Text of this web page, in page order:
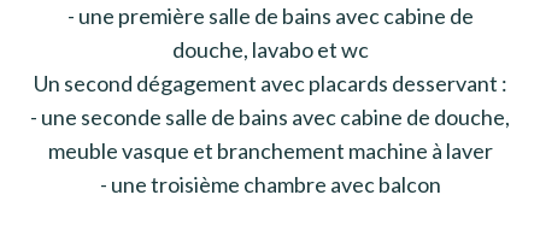
- une première salle de bains avec cabine de
douche, lavabo et wc
Un second dégagement avec placards desservant :
- une seconde salle de bains avec cabine de douche,
meuble vasque et branchement machine à laver
- une troisième chambre avec balcon